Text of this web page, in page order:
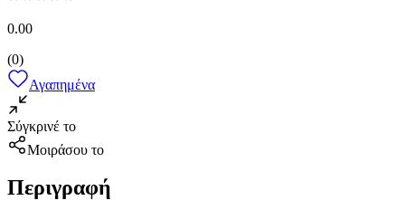
0.00
(0)
Αγαπημένα
Σύγκρινέ το
Μοιράσου το
Περιγραφή